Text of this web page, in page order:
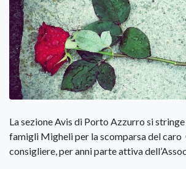
La sezione Avis di Porto Azzurro si
famigli Migheli per la scomparsa del caro
consigliere, per anni parte attiva